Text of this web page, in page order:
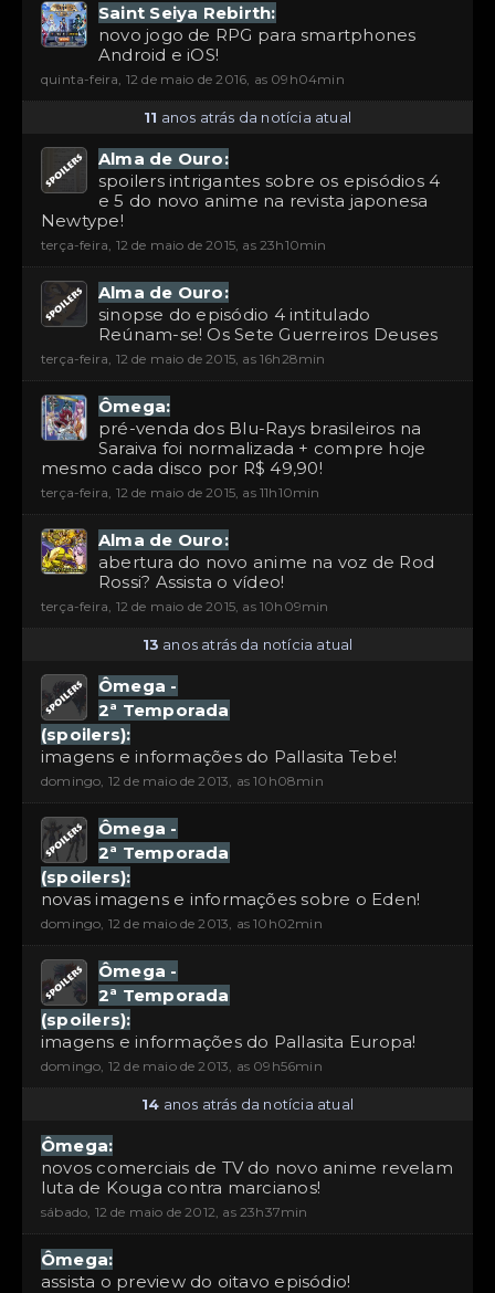
Saint Seiya Rebirth:
novo jogo de RPG para smartphones
Android e iOS!
quinta-feira, 12 de maio de 2016, as 09h04min
11 anos atrás da notícia atual
Alma de Ouro:
spoilers intrigantes sobre os episódios 4
e 5 do novo anime na revista japonesa
Newtype!
terça-feira, 12 de maio de 2015, as 23h10min
Alma de Ouro:
sinopse do episódio 4 intitulado
Reúnam-se! Os Sete Guerreiros Deuses
terça-feira, 12 de maio de 2015, as 16h28min
Ômega:
pré-venda dos Blu-Rays brasileiros na
Saraiva foi normalizada + compre hoje
mesmo cada disco por R$ 49,90!
terça-feira, 12 de maio de 2015, as 11h10min
Alma de Ouro:
abertura do novo anime na voz de Rod
Rossi? Assista o vídeo!
terça-feira, 12 de maio de 2015, as 10h09min
13 anos atrás da notícia atual
Ômega -
2ª Temporada
(spoilers):
imagens e informações do Pallasita Tebe!
domingo, 12 de maio de 2013, as 10h08min
Ômega -
2ª Temporada
(spoilers):
novas imagens e informações sobre o Eden!
domingo, 12 de maio de 2013, as 10h02min
Ômega -
2ª Temporada
(spoilers):
imagens e informações do Pallasita Europa!
domingo, 12 de maio de 2013, as 09h56min
14 anos atrás da notícia atual
Ômega:
novos comerciais de TV do novo anime revelam
luta de Kouga contra marcianos!
sábado, 12 de maio de 2012, as 23h37min
Ômega:
assista o preview do oitavo episódio!